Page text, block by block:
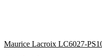
Maurice Lacroix LC6027-